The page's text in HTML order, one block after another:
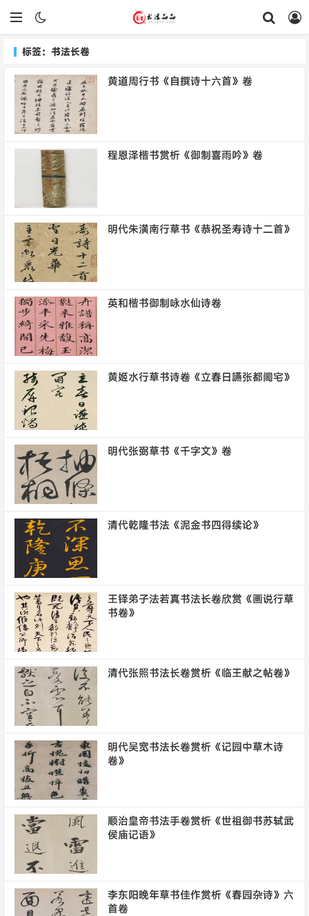
标签：书法长卷
黄道周行书《自撰诗十六首》卷
程恩泽楷书赏析《御制喜雨吟》卷
明代朱潢南行草书《恭祝圣寿诗十二首》
英和楷书御制咏水仙诗卷
黄姬水行草书诗卷《立春日讌张都阃宅》
明代张弼草书《千字文》卷
清代乾隆书法《泥金书四得续论》
王铎弟子法若真书法长卷欣赏《画说行草
书卷》
清代张照书法长卷赏析《临王献之帖卷》
明代吴宽书法长卷赏析《记园中草木诗
卷》
顺治皇帝书法手卷赏析《世祖御书苏轼武
侯庙记语》
李东阳晚年草书佳作赏析《春园杂诗》六
首卷